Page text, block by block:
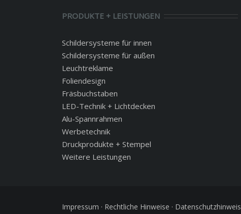
PRODUKTE + LEISTUNGEN
Schildersysteme für innen
Schildersysteme für außen
Leuchtreklame
Foliendesign
Fräsbuchstaben
LED-Technik + Lichtdecken
Alu-Spannrahmen
Werbetechnik
Druckprodukte + Stempel
Weitere Leistungen
Impressum · Rechtliche Hinweise · Datenschutzhinweis